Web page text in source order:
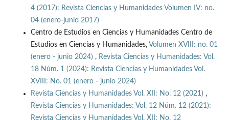
4 (2017): Revista Ciencias y Humanidades Volumen IV: no.
04 (enero-junio 2017)
Centro de Estudios en Ciencias y Humanidades Centro de
Estudios en Ciencias y Humanidades, Volumen XVIII: no. 01
(enero - junio 2024) , Revista Ciencias y Humanidades: Vol.
18 Núm. 1 (2024): Revista Ciencias y Humanidades Vol.
XVIII: No. 01 (enero - junio 2024)
Revista Ciencias y Humanidades Vol. XII: No. 12 (2021) ,
Revista Ciencias y Humanidades: Vol. 12 Núm. 12 (2021):
Revista Ciencias y Humanidades Vol. XII: No. 12